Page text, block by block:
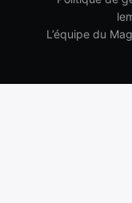
L’équipe du